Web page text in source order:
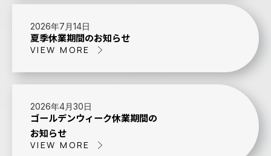
2026年7月14日
夏季休業期間のお知らせ
VIEW MORE
2026年4月30日
ゴールデンウィーク休業期間の
お知らせ
VIEW MORE